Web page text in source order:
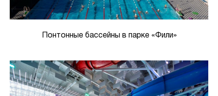
Понтонные бассейны в парке «Фили»